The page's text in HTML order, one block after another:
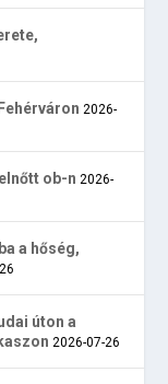
2026-
ob-n 2026-
a hőség,
úton a
2026-07-26